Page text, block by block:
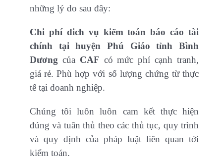
những lý do sau đây:
Chi phí dich vụ kiểm toán báo cáo tài
chính tại huyện Phú Giáo tỉnh Bình
Dương của CAF có mức phí cạnh tranh,
giá rẻ. Phù hợp với số lượng chứng từ thực
tế tại doanh nghiệp.
Chúng tôi luôn luôn cam kết thực hiện
đúng và tuân thủ theo các thủ tục, quy trình
và quy định của pháp luật liên quan tới
kiểm toán.